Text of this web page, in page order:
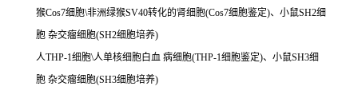
猴Cos7细胞\非洲绿猴SV40转化的肾细胞(Cos7细胞鉴定)、小鼠SH2细
胞 杂交瘤细胞(SH2细胞培养)
人THP-1细胞\人单核细胞白血 病细胞(THP-1细胞鉴定)、小鼠SH3细
胞 杂交瘤细胞(SH3细胞培养)